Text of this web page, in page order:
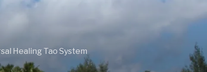
Healing Tao System